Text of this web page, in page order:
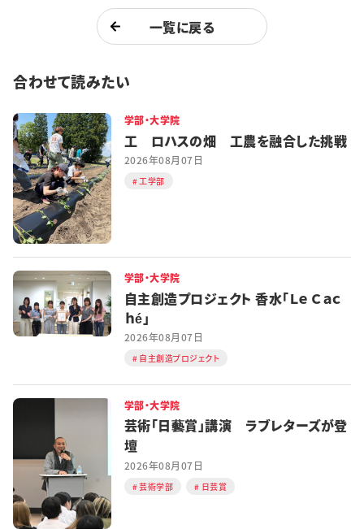
一覧に戻る
合わせて読みたい
学部・大学院
工 ロハスの畑 工農を融合した挑戦
2026年08月07日
工学部
学部・大学院
自主創造プロジェクト 香水「Ｌｅ Ｃａｃ
ｈé」
2026年08月07日
自主創造プロジェクト
学部・大学院
芸術「日藝賞」講演 ラブレターズが登
壇
2026年08月07日
芸術学部 日芸賞